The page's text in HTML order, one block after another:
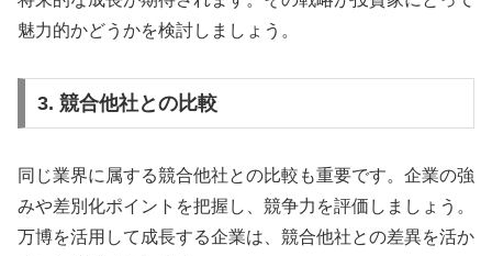
魅力的かどうかを検討しましょう。
3. 競合他社との比較
同じ業界に属する競合他社との比較も重要です。企業の強
みや差別化ポイントを把握し、競争力を評価しましょう。
万博を活用して成長する企業は、競合他社との差異を活か